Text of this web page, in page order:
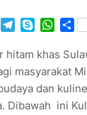
TwitterTelegram
Skype
hitam khas
masyarakat
dan
Dibawah ini